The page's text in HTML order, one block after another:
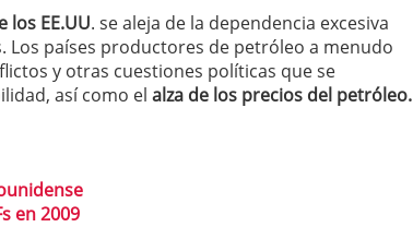
los EE.UU. se aleja de la dependencia excesiva
Los países productores de petróleo a menudo
y otras cuestiones políticas que se
así como el alza de los precios del petróleo.
en 2009